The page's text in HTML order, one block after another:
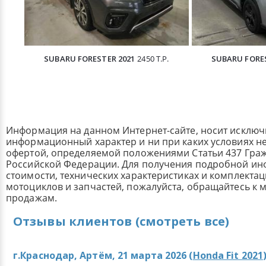
SUBARU FORESTER 2021 2450 Т.Р. SUBARU
Информация на данном Интернет-сайте, носит
информационный характер и ни при каких условиях
офертой, определяемой положениями Статьи 437
Российской Федерации. Для получения подробной
стоимости, технических характеристиках и
мотоциклов и запчастей, пожалуйста, обращайтесь к
продажам.
Отзывы клиентов (смотреть все)
г.Краснодар, Артём, 21 марта 2026 (Honda Fit 2021